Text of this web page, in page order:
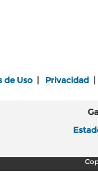
de Uso Privacidad